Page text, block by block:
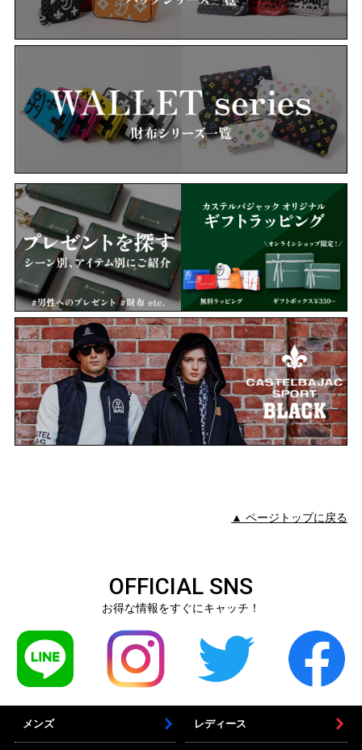
▲ ページトップに戻る
OFFICIAL SNS
お得な情報をすぐにキャッチ！
メンズ レディース